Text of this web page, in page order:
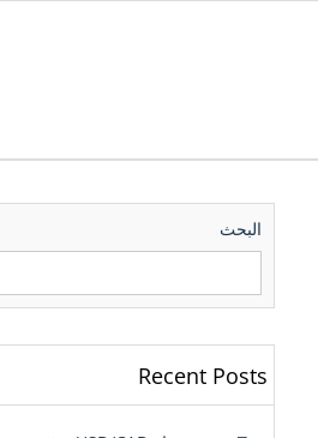
البحث
Recent Posts